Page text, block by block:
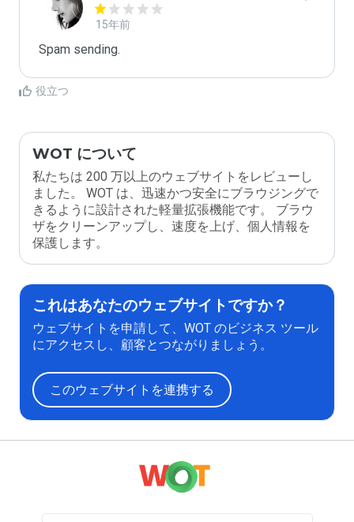
15年前
Spam sending.
役立つ
WOT について
私たちは 200 万以上のウェブサイトをレビューし
ました。 WOT は、迅速かつ安全にブラウジングで
きるように設計された軽量拡張機能です。 ブラウ
ザをクリーンアップし、速度を上げ、個人情報を
保護します。
これはあなたのウェブサイトですか？
ウェブサイトを申請して、WOT のビジネス ツール
にアクセスし、顧客とつながりましょう。
このウェブサイトを連携する